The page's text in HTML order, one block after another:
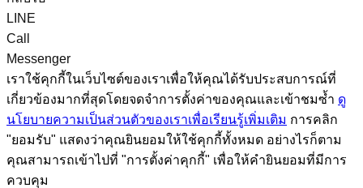
LINE
Call
Messenger
เราใช้คุกกี้ในเว็บไซต์ของเราเพื่อให้คุณได้รับประสบการณ์ที่
เกี่ยวข้องมากที่สุดโดยจดจำการตั้งค่าของคุณและเข้าชมซ้ำ ดู
นโยบายความเป็นส่วนตัวของเราเพื่อเรียนรู้เพิ่มเติม การคลิก
"ยอมรับ" แสดงว่าคุณยินยอมให้ใช้คุกกี้ทั้งหมด อย่างไรก็ตาม
คุณสามารถเข้าไปที่ "การตั้งค่าคุกกี้" เพื่อให้คำยินยอมที่มีการ
ควบคุม